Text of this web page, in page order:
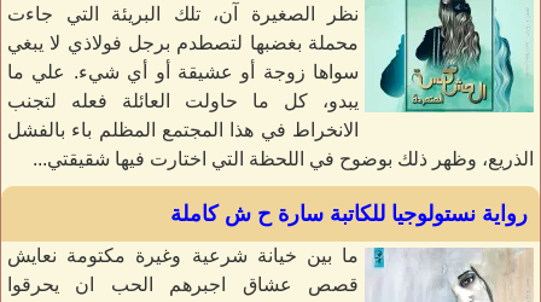
نظر الصغيرة آن، تلك البريئة التي جاءت
محملة بغضبها لتصطدم برجل فولاذي لا يبغي
سواها زوجة أو عشيقة أو أي شيء. علي ما
يبدو، كل ما حاولت العائلة فعله لتجنب
الانخراط في هذا المجتمع المظلم باء بالفشل
الذريع، وظهر ذلك بوضوح في اللحظة التي اختارت فيها شقيقتي...
رواية نستولوجيا للكاتبة سارة ح ش كاملة
ما بين خيانة شرعية وغيرة مكتومة نعايش
قصص عشاق اجبرهم الحب ان يحرقوا